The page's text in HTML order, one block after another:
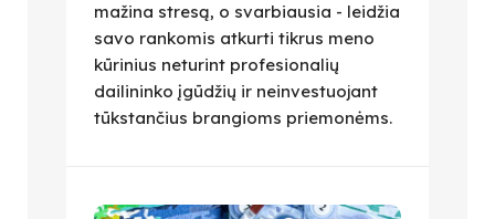
mažina stresą, o svarbiausia - leidžia
savo rankomis atkurti tikrus meno
kūrinius neturint profesionalių
dailininko įgūdžių ir neinvestuojant
tūkstančius brangioms priemonėms.